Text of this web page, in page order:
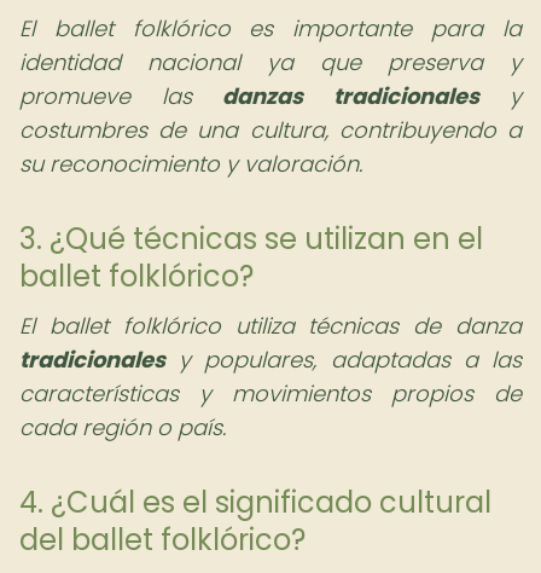
El ballet folklórico es importante para la
identidad nacional ya que preserva y
promueve las danzas tradicionalesy
costumbres de una cultura, contribuyendo a
su reconocimiento y valoración.
3. ¿Qué técnicas se utilizan en el
ballet folklórico?
El ballet folklórico utiliza técnicas de danza
tradicionalesy populares, adaptadas a las
características y movimientos propios de
cada región o país.
4. ¿Cuál es el significado cultural
del ballet folklórico?